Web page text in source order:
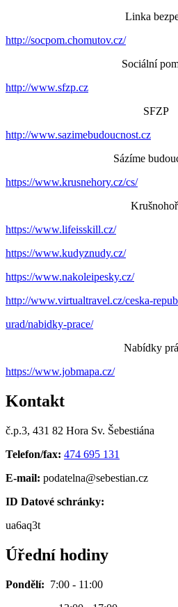
Linka
http://socpom.chomutov.cz/
Sociální
http://www.sfzp.cz
SFZP
http://www.sazimebudoucnost.cz
Sázíme
https://www.krusnehory.cz/cs/
https://www.lifeisskill.cz/
https://www.kudyznudy.cz/
https://www.nakoleipesky.cz/
http://www.virtualtravel.cz/ceska-
urad/nabidky-prace/
Nabídky
https://www.jobmapa.cz/
Kontakt
č.p.3, 431 82 Hora Sv. Šebestiána
Telefon/fax: 474 695 131
E-mail: podatelna@sebestian.cz
ID Datové schránky:
ua6aq3t
Úřední hodiny
Pondělí: 7:00 - 11:00